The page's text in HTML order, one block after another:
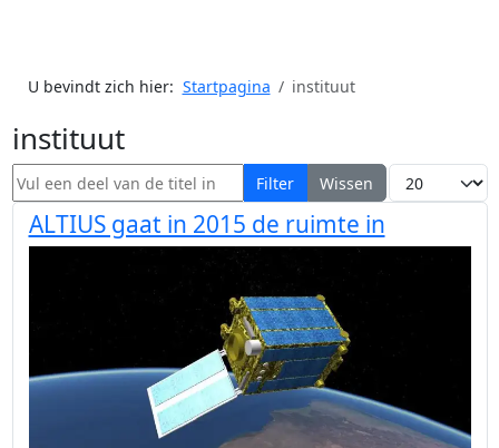
U bevindt zich hier: Startpagina instituut
instituut
Vul een deel van de titel in Filter Wissen Toon #
ALTIUS gaat in 2015 de ruimte in